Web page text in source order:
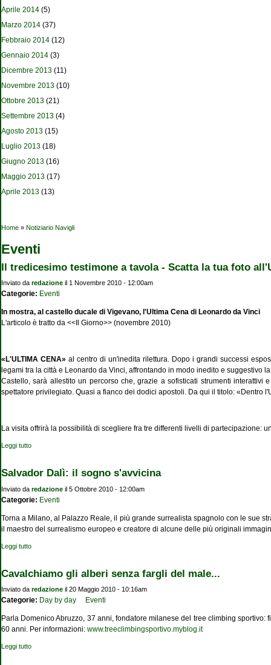
Aprile 2014 (5)
Marzo 2014 (37)
Febbraio 2014 (12)
Gennaio 2014 (3)
Dicembre 2013 (11)
Novembre 2013 (10)
Ottobre 2013 (21)
Settembre 2013 (4)
Agosto 2013 (15)
Luglio 2013 (18)
Giugno 2013 (16)
Maggio 2013 (17)
Aprile 2013 (13)
Tu sei qui
Home » Notiziario Navigli
Eventi
Il tredicesimo testimone a tavola - Scatta la tua foto
Inviato da redazione il 1 Novembre 2010 - 12:00am
Categorie: Eventi
In mostra, al castello ducale di Vigevano, l'Ultima Cena di Leonardo da Vinci
L'articolo è tratto da <<Il Giorno>> (novembre 2010)
«L'ULTIMA CENA» al centro di un'inedita rilettura. Dopo i grandi successi
legami tra la città e Leonardo da Vinci, affrontando in modo inedito e
Castello, sarà allestito un percorso che, grazie a sofisticati strumenti
spettatore privilegiato. Quasi a fianco dei dodici apostoli. Da qui il titolo: «Dentro
La visita offrirà la possibilità di scegliere fra tre differenti livelli di partecipazione:
Leggi tutto
Salvador Dalì: il sogno s'avvicina
Inviato da redazione il 5 Ottobre 2010 - 12:00am
Categorie: Eventi
Torna a Milano, al Palazzo Reale, il più grande surrealista spagnolo con le sue
il maestro del surrealismo europeo e creatore di alcune delle più originali
Leggi tutto
Cavalchiamo gli alberi senza fargli del male...
Inviato da redazione il 20 Maggio 2010 - 10:16am
Categorie: Day by day Eventi
Parla Domenico Abruzzo, 37 anni, fondatore milanese del tree climbing
60 anni. Per informazioni: www.treeclimbingsportivo.myblog.it
Leggi tutto